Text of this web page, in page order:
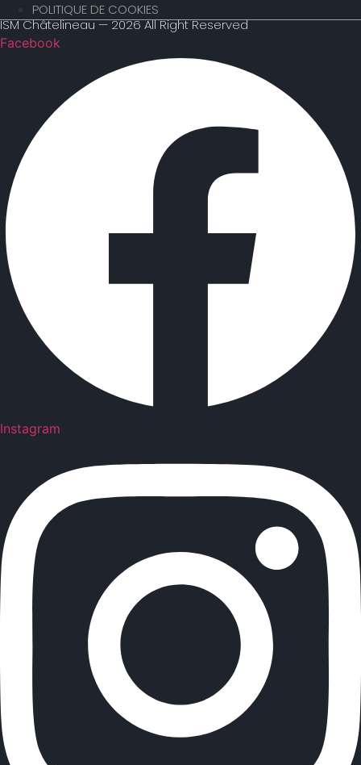
POLITIQUE DE COOKIES
ISM Châtelineau — 2026 All Right Reserved
Facebook
Instagram